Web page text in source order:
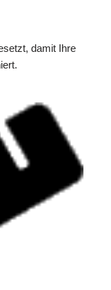
damit Ihre